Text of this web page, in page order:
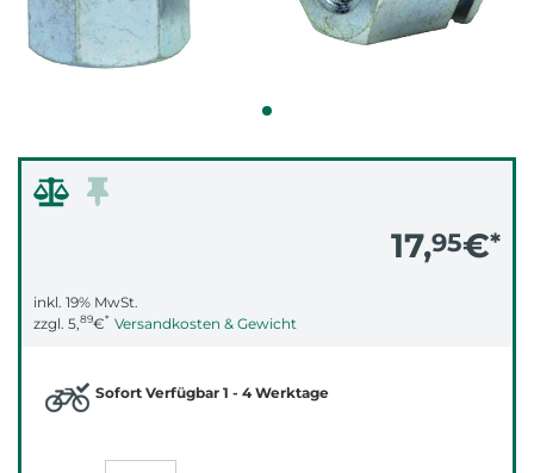
17,95€*
inkl. 19% MwSt.
zzgl. 5,89€* Versandkosten & Gewicht
Sofort Verfügbar 1 - 4 Werktage